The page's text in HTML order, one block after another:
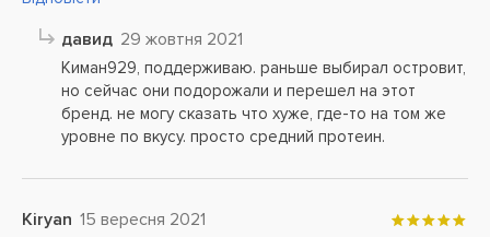
давид 29 жовтня 2021
Киман929, поддерживаю. раньше выбирал островит,
но сейчас они подорожали и перешел на этот
бренд. не могу сказать что хуже, где-то на том же
уровне по вкусу. просто средний протеин.
Kiryan 15 вересня 2021